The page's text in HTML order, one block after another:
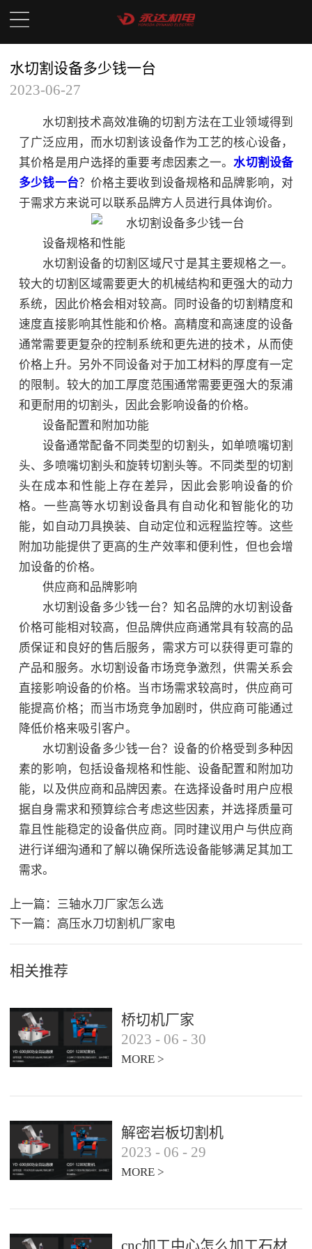
水切割设备多少钱一台
2023-06-27
水切割技术高效准确的切割方法在工业领域得到
了广泛应用，而水切割该设备作为工艺的核心设备，
其价格是用户选择的重要考虑因素之一。水切割设备
多少钱一台？价格主要收到设备规格和品牌影响，对
于需求方来说可以联系品牌方人员进行具体询价。
设备规格和性能
水切割设备的切割区域尺寸是其主要规格之一。
较大的切割区域需要更大的机械结构和更强大的动力
系统，因此价格会相对较高。同时设备的切割精度和
速度直接影响其性能和价格。高精度和高速度的设备
通常需要更复杂的控制系统和更先进的技术，从而使
价格上升。另外不同设备对于加工材料的厚度有一定
的限制。较大的加工厚度范围通常需要更强大的泵浦
和更耐用的切割头，因此会影响设备的价格。
设备配置和附加功能
设备通常配备不同类型的切割头，如单喷嘴切割
头、多喷嘴切割头和旋转切割头等。不同类型的切割
头在成本和性能上存在差异，因此会影响设备的价
格。一些高等水切割设备具有自动化和智能化的功
能，如自动刀具换装、自动定位和远程监控等。这些
附加功能提供了更高的生产效率和便利性，但也会增
加设备的价格。
供应商和品牌影响
水切割设备多少钱一台？知名品牌的水切割设备
价格可能相对较高，但品牌供应商通常具有较高的品
质保证和良好的售后服务，需求方可以获得更可靠的
产品和服务。水切割设备市场竞争激烈，供需关系会
直接影响设备的价格。当市场需求较高时，供应商可
能提高价格；而当市场竞争加剧时，供应商可能通过
降低价格来吸引客户。
水切割设备多少钱一台？设备的价格受到多种因
素的影响，包括设备规格和性能、设备配置和附加功
能，以及供应商和品牌因素。在选择设备时用户应根
据自身需求和预算综合考虑这些因素，并选择质量可
靠且性能稳定的设备供应商。同时建议用户与供应商
进行详细沟通和了解以确保所选设备能够满足其加工
需求。
上一篇： 三轴水刀厂家怎么选
下一篇： 高压水刀切割机厂家电
相关推荐
桥切机厂家
2023 - 06 - 30
MORE >
解密岩板切割机
2023 - 06 - 29
MORE >
cnc加工中心怎么加工石材